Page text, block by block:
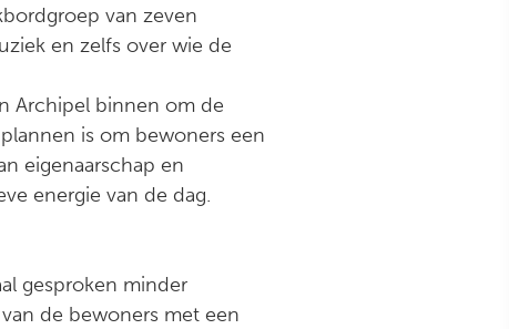
van zeven
en zelfs over wie de
Archipel binnen om de
is om bewoners een
eigenaarschap en
energie van de dag.
gesproken minder
de bewoners met een